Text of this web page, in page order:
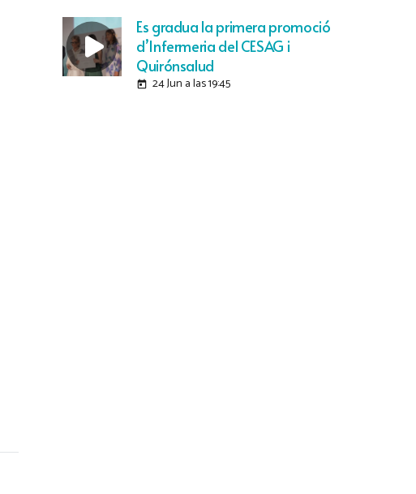
Es gradua la primera promoció
d’Infermeria del CESAG i
Quirónsalud
today 24 Jun a las 19:45